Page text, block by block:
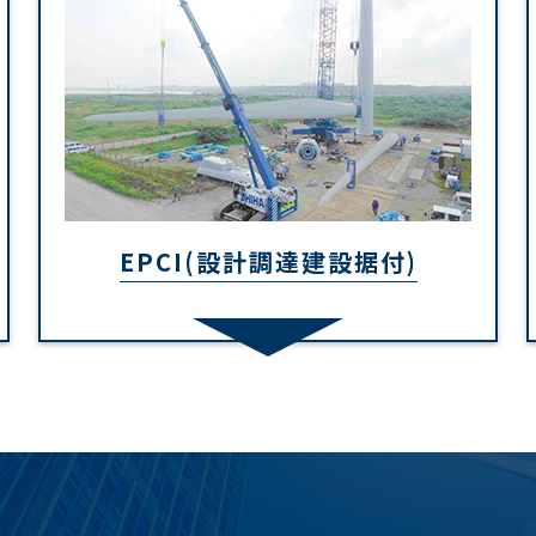
EPCI(設計調達建設据付)